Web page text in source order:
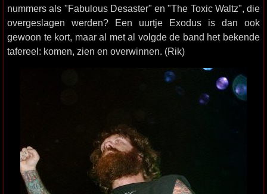
nummers als "Fabulous Desaster" en "The Toxic Waltz", die
overgeslagen werden? Een uurtje Exodus is dan ook
gewoon te kort, maar al met al volgde de band het bekende
tafereel: komen, zien en overwinnen. (Rik)